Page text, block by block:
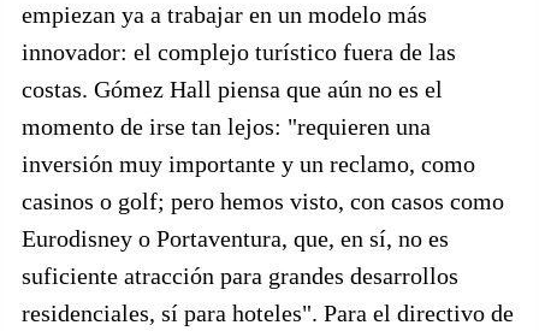
empiezan ya a trabajar en un modelo más
innovador: el complejo turístico fuera de las
costas. Gómez Hall piensa que aún no es el
momento de irse tan lejos: "requieren una
inversión muy importante y un reclamo, como
casinos o golf; pero hemos visto, con casos como
Eurodisney o Portaventura, que, en sí, no es
suficiente atracción para grandes desarrollos
residenciales, sí para hoteles". Para el directivo de